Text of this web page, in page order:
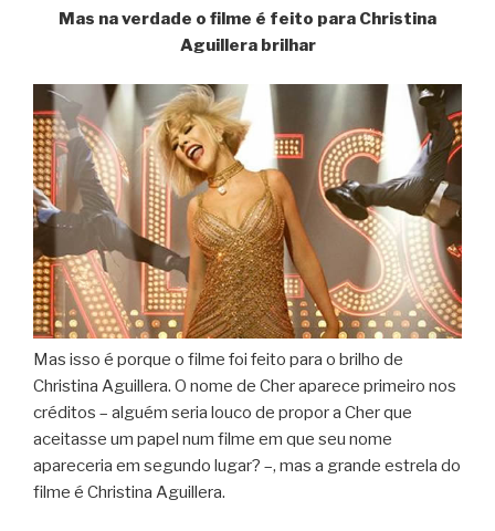
Mas na verdade o filme é feito para Christina
Aguillera brilhar
Mas isso é porque o filme foi feito para o brilho de
Christina Aguillera. O nome de Cher aparece primeiro nos
créditos – alguém seria louco de propor a Cher que
aceitasse um papel num filme em que seu nome
apareceria em segundo lugar? –, mas a grande estrela do
filme é Christina Aguillera.